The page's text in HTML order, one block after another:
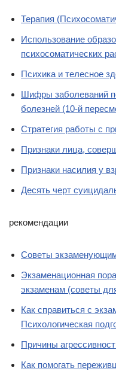
Терапия
Использование
психосоматических
Психика и телесное
Шифры заболеваний
болезней (10-й
Стратегия работы с
Признаки лица,
Признаки насилия у
Десять черт
рекомендации
Советы
Экзаменационная
экзаменам (советы
Как справиться с
Психологическая
Причины
Как помогать